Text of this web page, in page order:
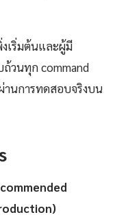
เริ่มต้นและผู้มี
วนทุก command
นการทดสอบจริงบน